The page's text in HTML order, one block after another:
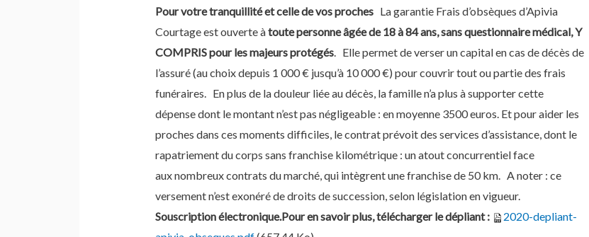
c
b
o
k
i
t
e
a
l
a
t
s
A
p
n
e
d
n
n
e
r
s
t
i
t
r
a
g
r
Pour votre tranquillité et celle de vos prochesLa garantie Frais d’obsèques d’Apivia
Courtage est ouverte àtoute personne âgée de 18 à 84 ans, sans questionnaire médical, Y
COMPRIS pour les majeurs protégés. Elle permet de verser un capital en cas de décès de
l’assuré (au choix depuis 1 000 € jusqu’à 10 000 €) pour couvrir tout ou partie des frais
funéraires. En plus de la douleur liée au décès, la famille n’a plus à supporter cette
dépense dont le montant n’est pas négligeable : en moyenne 3500 euros. Et pour aider les
proches dans ces moments difficiles, le contrat prévoit des services d’assistance, dont le
rapatriement du corps sans franchise kilométrique : un atout concurrentiel face
aux nombreux contrats du marché, qui intègrent une franchise de 50 km. A noter : ce
versement n’est exonéré de droits de succession, selon législation en vigueur.
Souscription électronique.Pour en savoir plus, télécharger le dépliant :
2020-depliant-